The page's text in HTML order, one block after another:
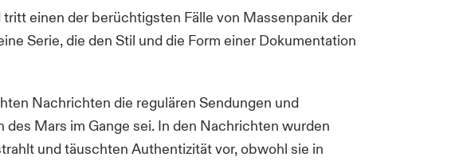
einen der berüchtigsten Fälle von Massenpanik der
Serie, die den Stil und die Form einer Dokumentation
Nachrichten die regulären Sendungen und
Mars im Gange sei. In den Nachrichten wurden
und täuschten Authentizität vor, obwohl sie in